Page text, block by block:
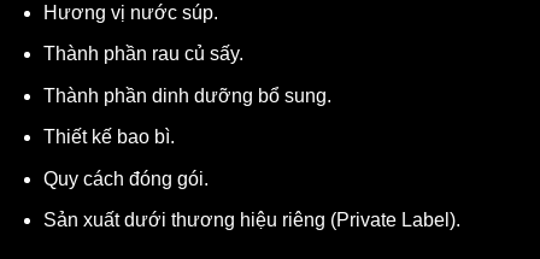
Hương vị nước súp.
Thành phần rau củ sấy.
Thành phần dinh dưỡng bổ sung.
Thiết kế bao bì.
Quy cách đóng gói.
Sản xuất dưới thương hiệu riêng (Private Label).